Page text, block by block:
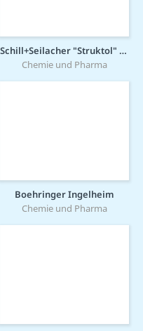
Schill+Seilacher "Struktol" GmbH
Chemie und Pharma
Boehringer Ingelheim
Chemie und Pharma